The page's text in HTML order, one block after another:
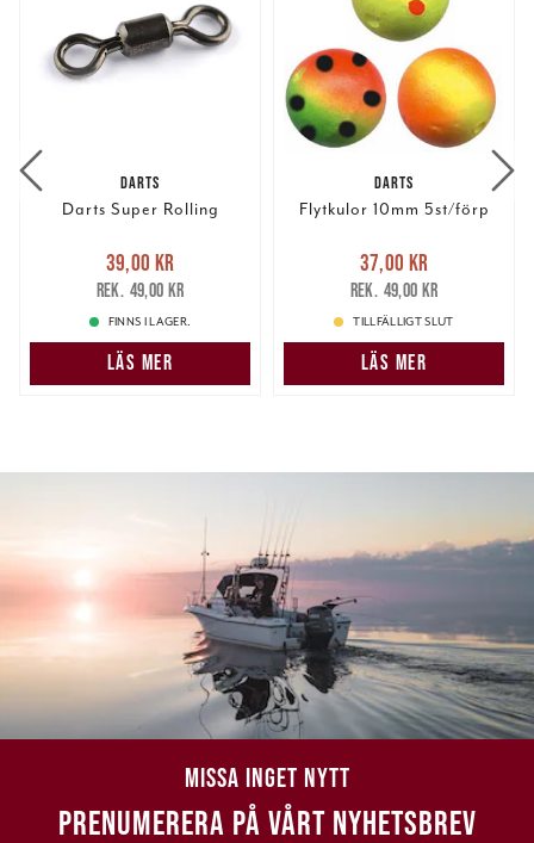
DARTS
Darts Super Rolling
Nuvarande pris
39,00 krTidigare pris
49,00 kr
39,00 kr
49,00 kr
FINNS I LAGER.
LÄS MER
DARTS
Flytkulor 10mm 5st/förp
Nuvarande pris
37,00 krTidigare pris
49,00 kr
37,00 kr
49,00 kr
TILLFÄLLIGT SLUT
LÄS MER
MISSA INGET NYTT
PRENUMERERA PÅ VÅRT NYHETSBREV